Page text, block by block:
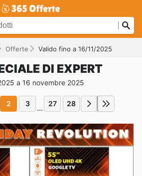
Offerte Valido fino a 16/11/2025
DI EXPERT
a 16 novembre 2025
2 3 ... 27 28